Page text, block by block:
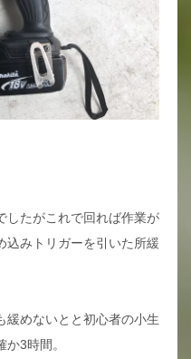
したがこれで回れば作業が
込みトリガーを引いた所緩
緩めないとと初心者の小生
3時間。